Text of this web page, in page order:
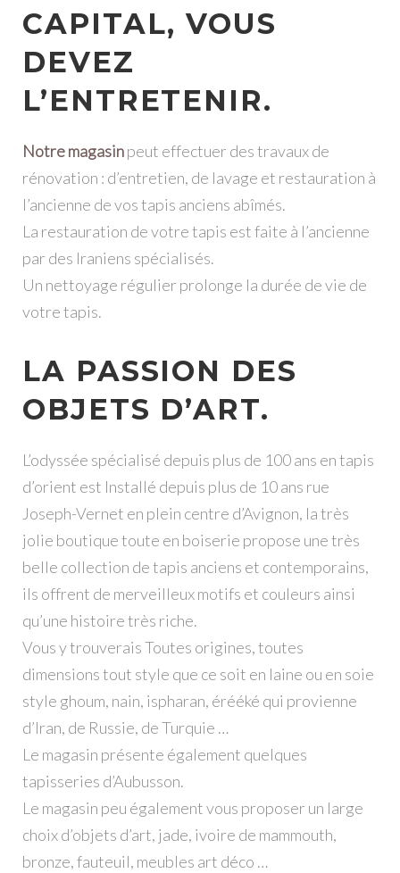
CAPITAL, VOUS
DEVEZ
L’ENTRETENIR.
Notre magasinpeut effectuer des travaux de
rénovation : d’entretien, de lavage et restauration à
l’ancienne de vos tapis anciens abîmés.
La restauration de votre tapis est faite à l’ancienne
par des Iraniens spécialisés.
Un nettoyage régulier prolonge la durée de vie de
votre tapis.
LA PASSION DES
OBJETS D’ART.
L’odyssée spécialisé depuis plus de 100 ans en tapis
d’orient est Installé depuis plus de 10 ans rue
Joseph-Vernet en plein centre d’Avignon, la très
jolie boutique toute en boiserie propose une très
belle collection de tapis anciens et contemporains,
ils offrent de merveilleux motifs et couleurs ainsi
qu’une histoire très riche.
Vous y trouverais Toutes origines, toutes
dimensions tout style que ce soit en laine ou en soie
style ghoum, nain, ispharan, érééké qui provienne
d’Iran, de Russie, de Turquie …
Le magasin présente également quelques
tapisseries d’Aubusson.
Le magasin peu également vous proposer un large
choix d’objets d’art, jade, ivoire de mammouth,
bronze, fauteuil, meubles art déco …